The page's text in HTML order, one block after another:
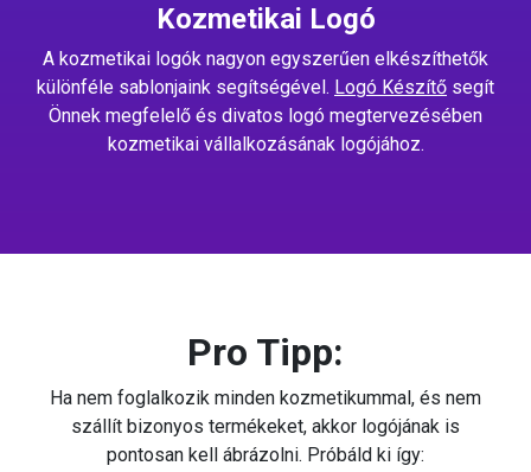
Kozmetikai Logó
A kozmetikai logók nagyon egyszerűen elkészíthetők
különféle sablonjaink segítségével. Logó Készítő segít
Önnek megfelelő és divatos logó megtervezésében
kozmetikai vállalkozásának logójához.
Pro Tipp:
Ha nem foglalkozik minden kozmetikummal, és nem
szállít bizonyos termékeket, akkor logójának is
pontosan kell ábrázolni. Próbáld ki így: